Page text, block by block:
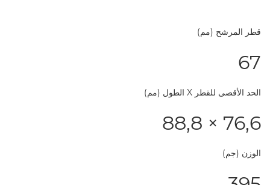
قطر المرشح (مم)
67
الحد الأقصى للقطر X الطول (مم)
76,6 × 88,8
الوزن (جم)